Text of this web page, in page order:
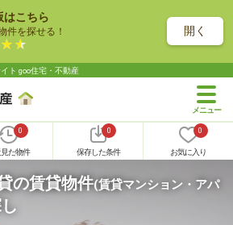
はこちら
件を探せる！ 開く
ト goo住宅・不動産
0
た物件
0
保存した条件
0
お気に入り
の賃貸物件(賃貸マンション・アパ